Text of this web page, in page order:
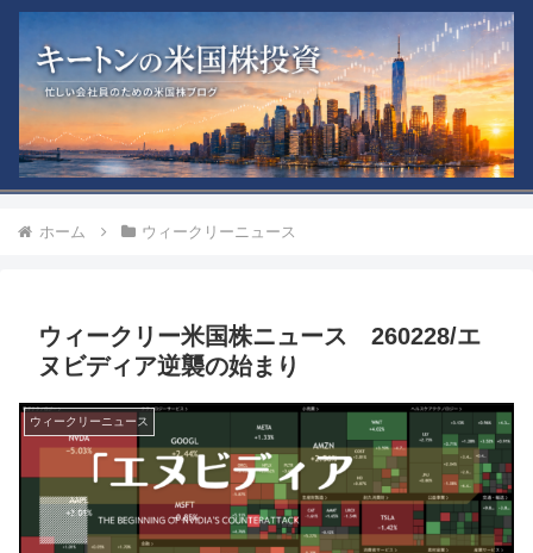
ホーム ウィークリーニュース
ウィークリー米国株ニュース 260228/エ
ヌビディア逆襲の始まり
ウィークリーニュース